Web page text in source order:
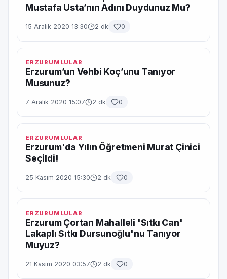
Mustafa Usta’nın Adını Duydunuz Mu?
15 Aralık 2020 13:30 2 dk 0
ERZURUMLULAR
Erzurum’un Vehbi Koç’unu Tanıyor
Musunuz?
7 Aralık 2020 15:07 2 dk 0
ERZURUMLULAR
Erzurum'da Yılın Öğretmeni Murat Çinici
Seçildi!
25 Kasım 2020 15:30 2 dk 0
ERZURUMLULAR
Erzurum Çortan Mahalleli 'Sıtkı Can'
Lakaplı Sıtkı Dursunoğlu'nu Tanıyor
Muyuz?
21 Kasım 2020 03:57 2 dk 0